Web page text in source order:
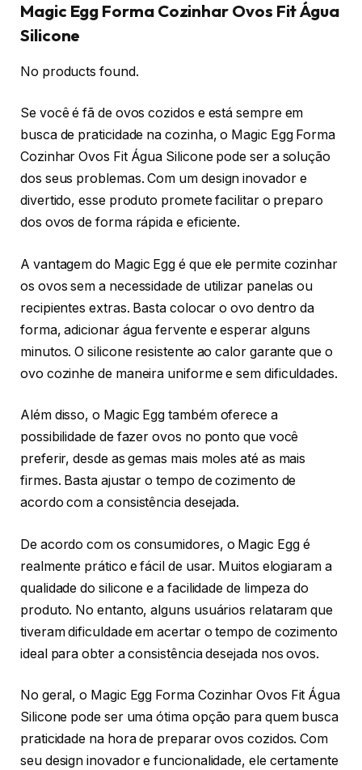
Magic Egg Forma Cozinhar Ovos Fit Água
Silicone
No products found.
Se você é fã de ovos cozidos e está sempre em
busca de praticidade na cozinha, o Magic Egg Forma
Cozinhar Ovos Fit Água Silicone pode ser a solução
dos seus problemas. Com um design inovador e
divertido, esse produto promete facilitar o preparo
dos ovos de forma rápida e eficiente.
A vantagem do Magic Egg é que ele permite cozinhar
os ovos sem a necessidade de utilizar panelas ou
recipientes extras. Basta colocar o ovo dentro da
forma, adicionar água fervente e esperar alguns
minutos. O silicone resistente ao calor garante que o
ovo cozinhe de maneira uniforme e sem dificuldades.
Além disso, o Magic Egg também oferece a
possibilidade de fazer ovos no ponto que você
preferir, desde as gemas mais moles até as mais
firmes. Basta ajustar o tempo de cozimento de
acordo com a consistência desejada.
De acordo com os consumidores, o Magic Egg é
realmente prático e fácil de usar. Muitos elogiaram a
qualidade do silicone e a facilidade de limpeza do
produto. No entanto, alguns usuários relataram que
tiveram dificuldade em acertar o tempo de cozimento
ideal para obter a consistência desejada nos ovos.
No geral, o Magic Egg Forma Cozinhar Ovos Fit Água
Silicone pode ser uma ótima opção para quem busca
praticidade na hora de preparar ovos cozidos. Com
seu design inovador e funcionalidade, ele certamente